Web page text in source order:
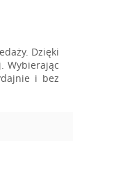
Dzięki
Wybierając
i bez